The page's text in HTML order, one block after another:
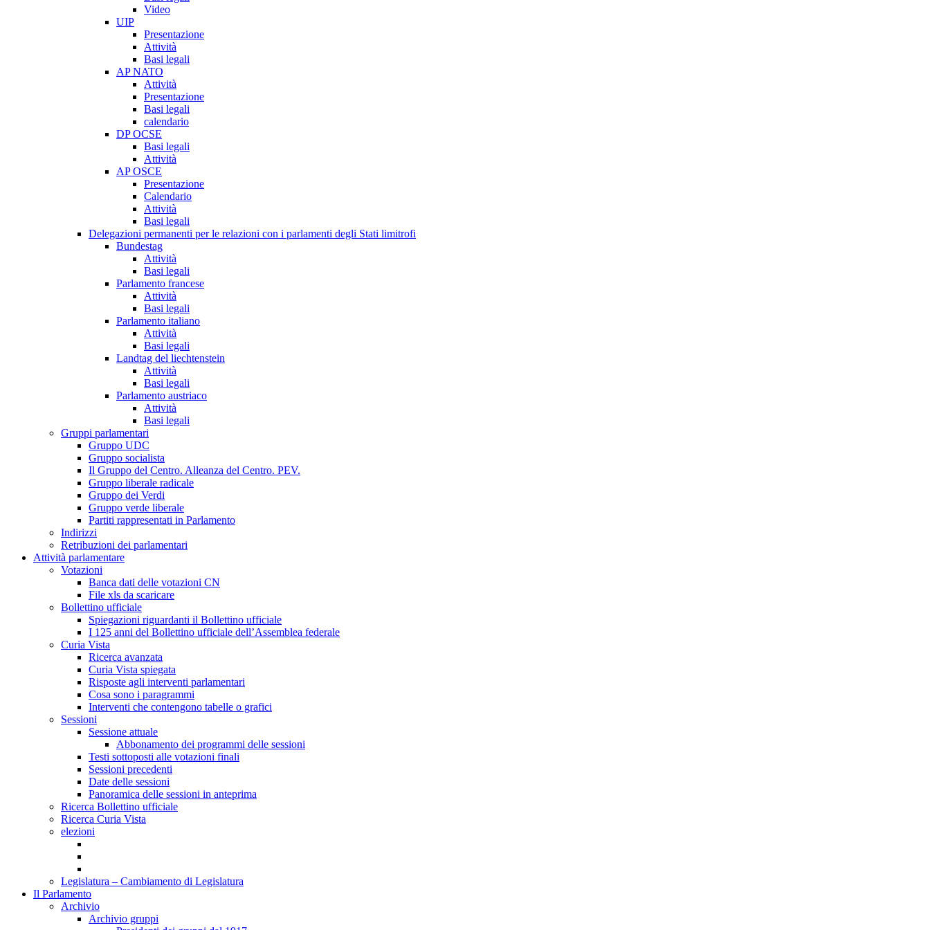
Video
UIP
Presentazione
Attività
Basi legali
AP NATO
Attività
Presentazione
Basi legali
calendario
DP OCSE
Basi legali
Attività
AP OSCE
Presentazione
Calendario
Attività
Basi legali
Delegazioni permanenti per le relazioni con i parlamenti degli Stati limitrofi
Bundestag
Attività
Basi legali
Parlamento francese
Attività
Basi legali
Parlamento italiano
Attività
Basi legali
Landtag del liechtenstein
Attività
Basi legali
Parlamento austriaco
Attività
Basi legali
Gruppi parlamentari
Gruppo UDC
Gruppo socialista
Il Gruppo del Centro. Alleanza del Centro. PEV.
Gruppo liberale radicale
Gruppo dei Verdi
Gruppo verde liberale
Partiti rappresentati in Parlamento
Indirizzi
Retribuzioni dei parlamentari
Attività parlamentare
Votazioni
Banca dati delle votazioni CN
File xls da scaricare
Bollettino ufficiale
Spiegazioni riguardanti il Bollettino ufficiale
I 125 anni del Bollettino ufficiale dell’Assemblea federale
Curia Vista
Ricerca avanzata
Curia Vista spiegata
Risposte agli interventi parlamentari
Cosa sono i paragrammi
Interventi che contengono tabelle o grafici
Sessioni
Sessione attuale
Abbonamento dei programmi delle sessioni
Testi sottoposti alle votazioni finali
Sessioni precedenti
Date delle sessioni
Panoramica delle sessioni in anteprima
Ricerca Bollettino ufficiale
Ricerca Curia Vista
elezioni
Legislatura – Cambiamento di Legislatura
Il Parlamento
Archivio
Archivio gruppi